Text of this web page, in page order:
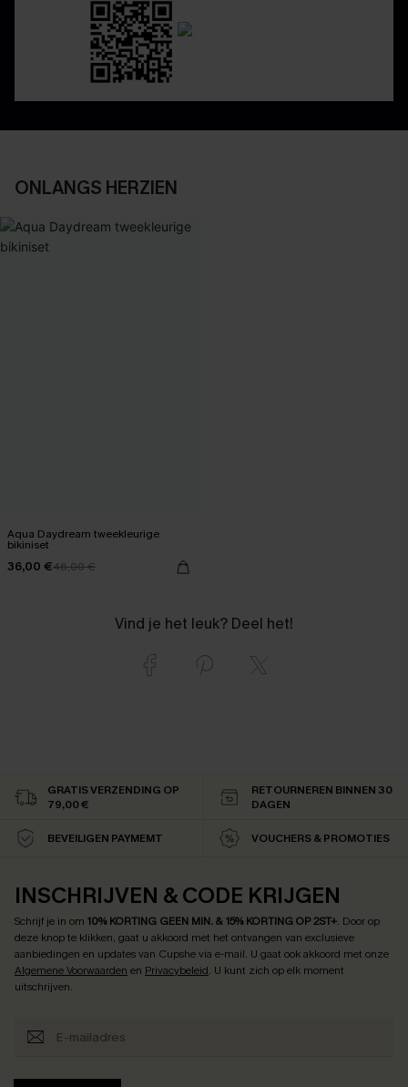
ONLANGS HERZIEN
Aqua Daydream tweekleurige
bikiniset
36,00 €46,00 €
Vind je het leuk? Deel het!
GRATIS VERZENDING OP
79,00 €
RETOURNEREN BINNEN 30
DAGEN
BEVEILIGEN PAYMEMT VOUCHERS & PROMOTIES
INSCHRIJVEN & CODE KRIJGEN
Schrijf je in om 10% KORTING GEEN MIN. & 15% KORTING OP 2ST+. Door op
deze knop te klikken, gaat u akkoord met het ontvangen van exclusieve
aanbiedingen en updates van Cupshe via e-mail. U gaat ook akkoord met onze
Algemene Voorwaarden en Privacybeleid. U kunt zich op elk moment
uitschrijven.